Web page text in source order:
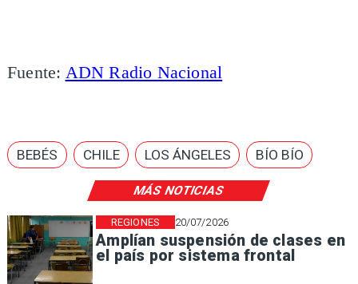
MÁS NOTICIAS
20/07/2026
Amplían suspensión de clases en
el país por sistema frontal
REGIONES
Fuente: ADN Radio Nacional
BEBÉS CHILE LOS ÁNGELES BÍO BÍO